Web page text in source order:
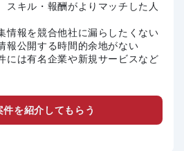
スキル・報酬がよりマッチした人
情報を競合他社に漏らしたくない
報公開する時間的余地がない
には有名企業や新規サービスなど
件を紹介してもらう